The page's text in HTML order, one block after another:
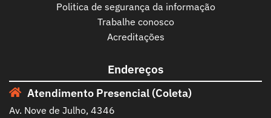
Politica de segurança da informação
Trabalhe conosco
Acreditações
Endereços
Atendimento Presencial (Coleta)
Av. Nove de Julho, 4346